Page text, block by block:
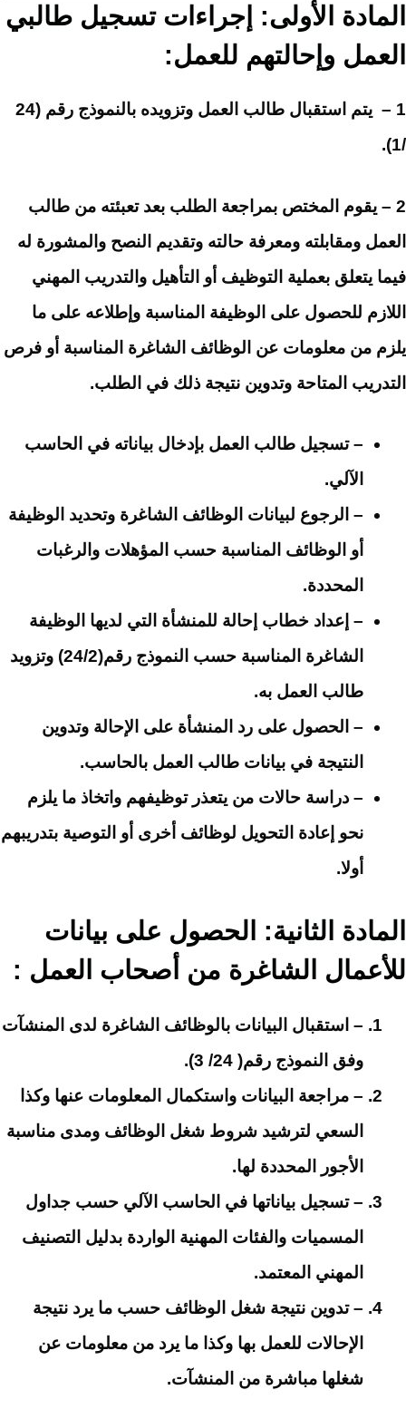
المادة الأولى: إجراءات تسجيل طالبي
العمل وإحالتهم للعمل:
1 – يتم استقبال طالب العمل وتزويده بالنموذج رقم (24
/1).
2 – يقوم المختص بمراجعة الطلب بعد تعبئته من طالب
العمل ومقابلته ومعرفة حالته وتقديم النصح والمشورة له
فيما يتعلق بعملية التوظيف أو التأهيل والتدريب المهني
اللازم للحصول على الوظيفة المناسبة وإطلاعه على ما
يلزم من معلومات عن الوظائف الشاغرة المناسبة أو فرص
التدريب المتاحة وتدوين نتيجة ذلك في الطلب.
– تسجيل طالب العمل بإدخال بياناته في الحاسب
الآلي.
– الرجوع لبيانات الوظائف الشاغرة وتحديد الوظيفة
أو الوظائف المناسبة حسب المؤهلات والرغبات
المحددة.
– إعداد خطاب إحالة للمنشأة التي لديها الوظيفة
الشاغرة المناسبة حسب النموذج رقم(24/2) وتزويد
طالب العمل به.
– الحصول على رد المنشأة على الإحالة وتدوين
النتيجة في بيانات طالب العمل بالحاسب.
– دراسة حالات من يتعذر توظيفهم واتخاذ ما يلزم
نحو إعادة التحويل لوظائف أخرى أو التوصية بتدريبهم
أولا.
المادة الثانية: الحصول على بيانات
للأعمال الشاغرة من أصحاب العمل :
– استقبال البيانات بالوظائف الشاغرة لدى المنشآت
وفق النموذج رقم( 24/ 3).
– مراجعة البيانات واستكمال المعلومات عنها وكذا
السعي لترشيد شروط شغل الوظائف ومدى مناسبة
الأجور المحددة لها.
– تسجيل بياناتها في الحاسب الآلي حسب جداول
المسميات والفئات المهنية الواردة بدليل التصنيف
المهني المعتمد.
– تدوين نتيجة شغل الوظائف حسب ما يرد نتيجة
الإحالات للعمل بها وكذا ما يرد من معلومات عن
شغلها مباشرة من المنشآت.